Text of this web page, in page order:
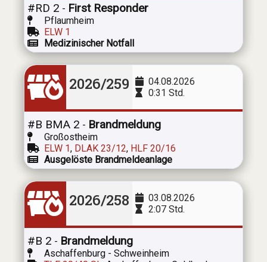
#RD 2 - First Responder
Pflaumheim
ELW 1
Medizinischer Notfall
2026/259
04.08.2026
0:31 Std.
#B BMA 2 - Brandmeldung
Großostheim
ELW 1, DLAK 23/12, HLF 20/16
Ausgelöste Brandmeldeanlage
2026/258
03.08.2026
2:07 Std.
#B 2 - Brandmeldung
Aschaffenburg - Schweinheim